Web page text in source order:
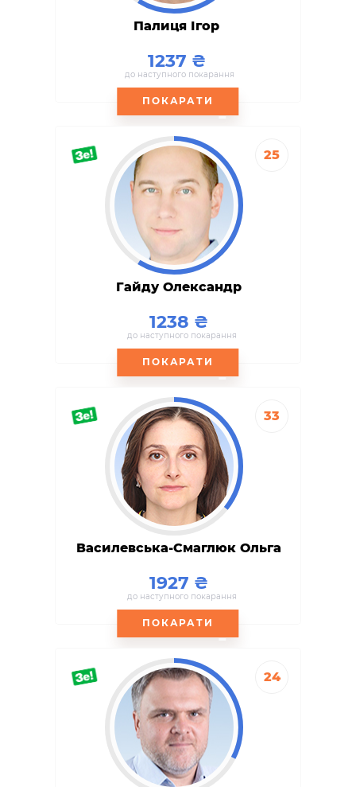
Палиця Ігор
1237
до наступного покарання
ПОКАРАТИ
25
Гайду Олександр
1238
до наступного покарання
ПОКАРАТИ
33
Василевська-Смаглюк Ольга
1927
до наступного покарання
ПОКАРАТИ
24